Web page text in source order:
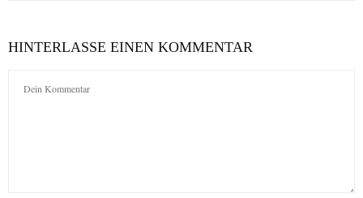
HINTERLASSE EINEN KOMMENTAR